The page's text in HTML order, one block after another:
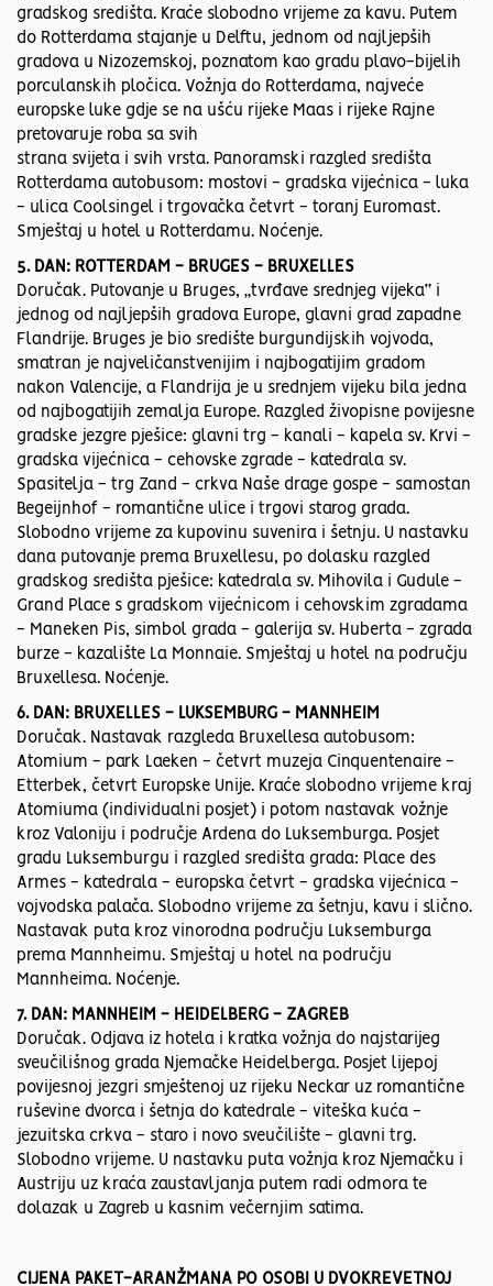
gradskog središta. Kraće slobodno vrijeme za kavu. Putem
do Rotterdama stajanje u Delftu, jednom od najljepših
gradova u Nizozemskoj, poznatom kao gradu plavo-bijelih
porculanskih pločica. Vožnja do Rotterdama, najveće
europske luke gdje se na ušću rijeke Maas i rijeke Rajne
pretovaruje roba sa svih
strana svijeta i svih vrsta. Panoramski razgled središta
Rotterdama autobusom: mostovi - gradska vijećnica - luka
- ulica Coolsingel i trgovačka četvrt - toranj Euromast.
Smještaj u hotel u Rotterdamu. Noćenje.
5. DAN: ROTTERDAM - BRUGES - BRUXELLES
Doručak. Putovanje u Bruges, „tvrđave srednjeg vijeka“ i
jednog od najljepših gradova Europe, glavni grad zapadne
Flandrije. Bruges je bio središte burgundijskih vojvoda,
smatran je najveličanstvenijim i najbogatijim gradom
nakon Valencije, a Flandrija je u srednjem vijeku bila jedna
od najbogatijih zemalja Europe. Razgled živopisne povijesne
gradske jezgre pješice: glavni trg - kanali - kapela sv. Krvi -
gradska vijećnica - cehovske zgrade - katedrala sv.
Spasitelja - trg Zand - crkva Naše drage gospe - samostan
Begeijnhof - romantične ulice i trgovi starog grada.
Slobodno vrijeme za kupovinu suvenira i šetnju. U nastavku
dana putovanje prema Bruxellesu, po dolasku razgled
gradskog središta pješice: katedrala sv. Mihovila i Gudule -
Grand Place s gradskom vijećnicom i cehovskim zgradama
- Maneken Pis, simbol grada - galerija sv. Huberta - zgrada
burze - kazalište La Monnaie. Smještaj u hotel na području
Bruxellesa. Noćenje.
6. DAN: BRUXELLES - LUKSEMBURG - MANNHEIM
Doručak. Nastavak razgleda Bruxellesa autobusom:
Atomium - park Laeken - četvrt muzeja Cinquentenaire -
Etterbek, četvrt Europske Unije. Kraće slobodno vrijeme kraj
Atomiuma (individualni posjet) i potom nastavak vožnje
kroz Valoniju i područje Ardena do Luksemburga. Posjet
gradu Luksemburgu i razgled središta grada: Place des
Armes - katedrala - europska četvrt - gradska vijećnica -
vojvodska palača. Slobodno vrijeme za šetnju, kavu i slično.
Nastavak puta kroz vinorodna području Luksemburga
prema Mannheimu. Smještaj u hotel na području
Mannheima. Noćenje.
7. DAN: MANNHEIM - HEIDELBERG - ZAGREB
Doručak. Odjava iz hotela i kratka vožnja do najstarijeg
sveučilišnog grada Njemačke Heidelberga. Posjet lijepoj
povijesnoj jezgri smještenoj uz rijeku Neckar uz romantične
ruševine dvorca i šetnja do katedrale - viteška kuća -
jezuitska crkva - staro i novo sveučilište - glavni trg.
Slobodno vrijeme. U nastavku puta vožnja kroz Njemačku i
Austriju uz kraća zaustavljanja putem radi odmora te
dolazak u Zagreb u kasnim večernjim satima.
CIJENA PAKET-ARANŽMANA PO OSOBI U DVOKREVETNOJ